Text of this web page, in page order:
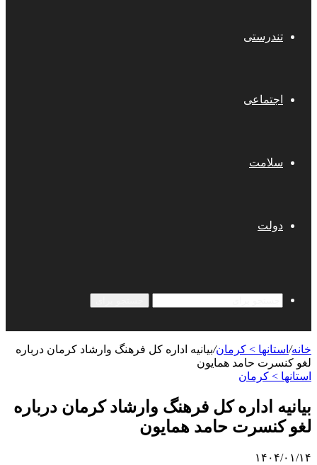
تندرستی
اجتماعی
سلامت
دولت
خانه/ استانها > کرمان/بیانیه اداره کل فرهنگ وارشاد کرمان درباره
لغو کنسرت حامد همایون
استانها > کرمان
بیانیه اداره کل فرهنگ وارشاد کرمان درباره
لغو کنسرت حامد همایون
۱۴۰۴/۰۱/۱۴